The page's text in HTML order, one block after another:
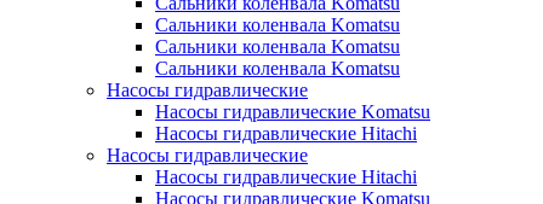
Сальники коленвала Komatsu
Сальники коленвала Komatsu
Сальники коленвала Komatsu
Насосы гидравлические
Насосы гидравлические Komatsu
Насосы гидравлические Hitachi
Насосы гидравлические
Насосы гидравлические Hitachi
Насосы гидравлические Komatsu